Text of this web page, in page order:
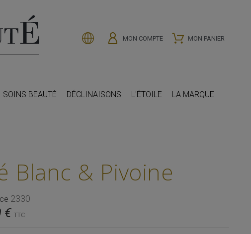
MON COMPTE MON PANIER
SOINS BEAUTÉ DÉCLINAISONS L'ÉTOILE LA MARQUE
Blanc & Pivoine
2330
€ TTC